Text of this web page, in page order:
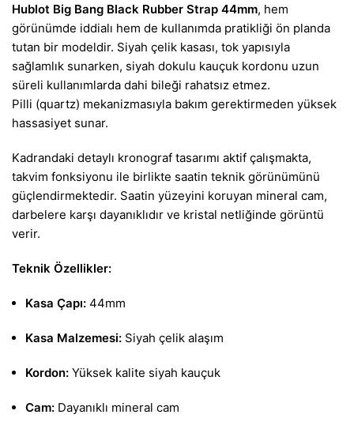
Hublot Big Bang Black Rubber Strap 44mm, hem
görünümde iddialı hem de kullanımda pratikliği ön planda
tutan bir modeldir. Siyah çelik kasası, tok yapısıyla
sağlamlık sunarken, siyah dokulu kauçuk kordonu uzun
süreli kullanımlarda dahi bileği rahatsız etmez.
Pilli (quartz) mekanizmasıyla bakım gerektirmeden yüksek
hassasiyet sunar.
Kadrandaki detaylı kronograf tasarımı aktif çalışmakta,
takvim fonksiyonu ile birlikte saatin teknik görünümünü
güçlendirmektedir. Saatin yüzeyini koruyan mineral cam,
darbelere karşı dayanıklıdır ve kristal netliğinde görüntü
verir.
Teknik Özellikler:
Kasa Çapı: 44mm
Kasa Malzemesi: Siyah çelik alaşım
Kordon: Yüksek kalite siyah kauçuk
Cam: Dayanıklı mineral cam